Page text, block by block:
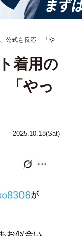
、公式も反応 「や
2025.10.18(Sat)
着用の
「やっ